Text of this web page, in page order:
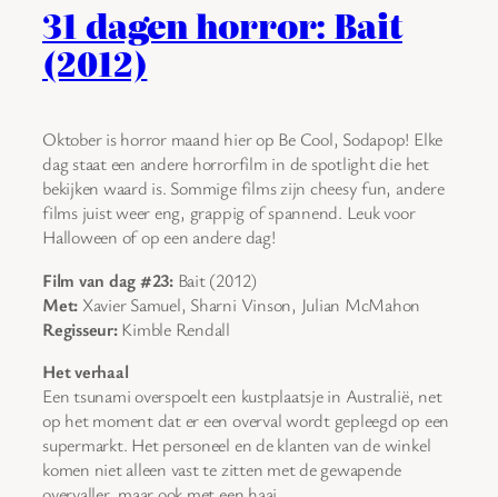
31 dagen horror: Bait
(2012)
Oktober is horror maand hier op Be Cool, Sodapop! Elke
dag staat een andere horrorfilm in de spotlight die het
bekijken waard is. Sommige films zijn cheesy fun, andere
films juist weer eng, grappig of spannend. Leuk voor
Halloween of op een andere dag!
Film van dag #23:Bait (2012)
Met: Xavier Samuel, Sharni Vinson, Julian McMahon
Regisseur:Kimble Rendall
Het verhaal
Een tsunami overspoelt een kustplaatsje in Australië, net
op het moment dat er een overval wordt gepleegd op een
supermarkt. Het personeel en de klanten van de winkel
komen niet alleen vast te zitten met de gewapende